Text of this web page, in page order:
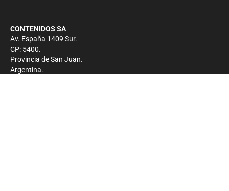
CONTENIDOS SA
Av. España 1409 Sur.
CP: 5400.
Provincia de San Juan.
Argentina.